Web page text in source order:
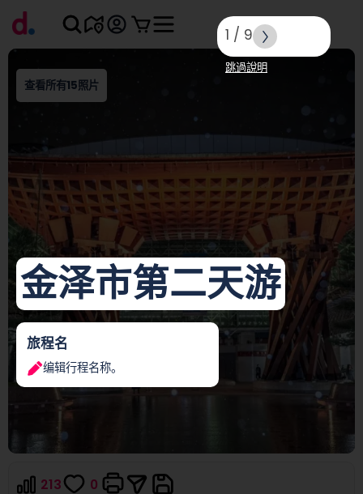
查看所有15照片
金泽市第二天游
旅程名
编辑行程名称。
213 0
1 / 9
跳過說明